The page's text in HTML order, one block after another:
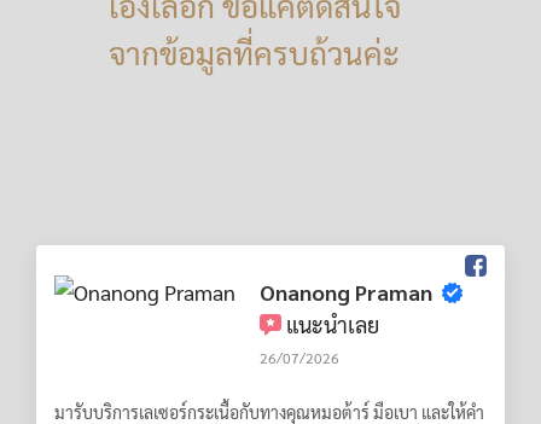
จากข้อมูลที่ครบถ้วนค่ะ
Onanong Praman
แนะนำเลย
26/07/2026
มารับบริการเลเซอร์กระเนื้อกับทางคุณหมอต้าร์ มือเบา และให้คำ